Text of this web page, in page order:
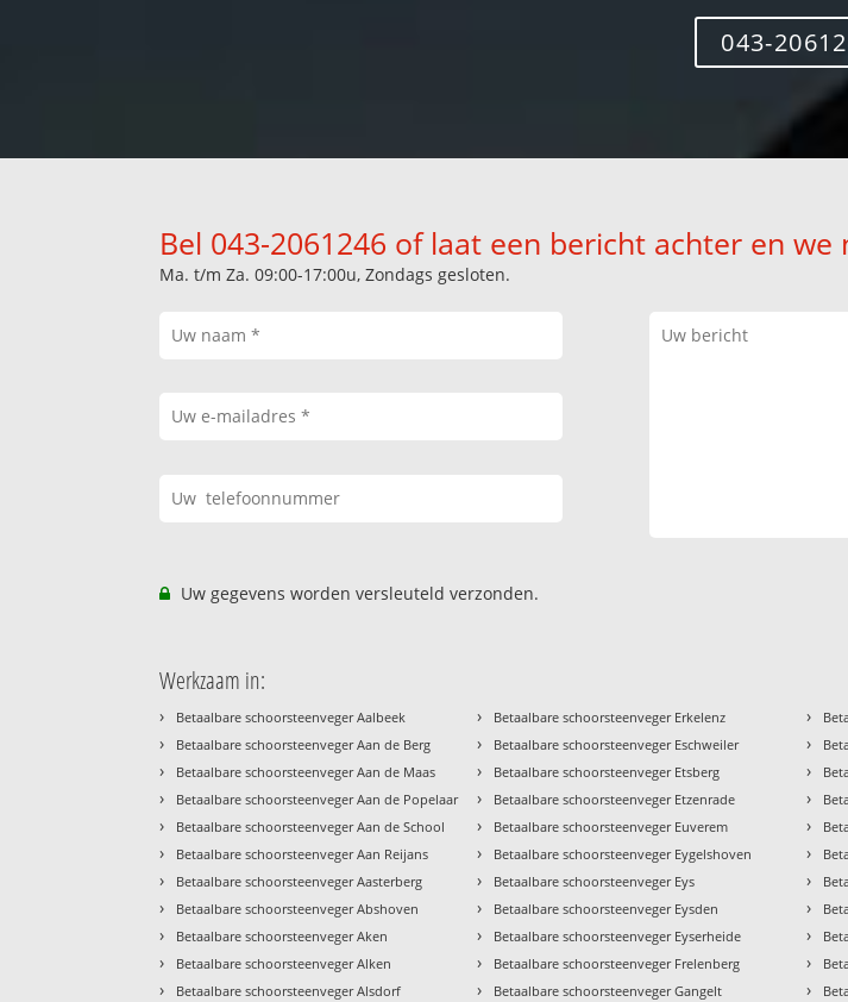
043-
Bel 043-2061246 of laat een bericht achter en
Ma. t/m Za. 09:00-17:00u, Zondags gesloten.
Uw gegevens worden versleuteld verzonden.
Werkzaam in:
› Betaalbare schoorsteenveger Aalbeek
› Betaalbare schoorsteenveger Aan de Berg
› Betaalbare schoorsteenveger Aan de Maas
› Betaalbare schoorsteenveger Aan de Popelaar
› Betaalbare schoorsteenveger Aan de School
› Betaalbare schoorsteenveger Aan Reijans
› Betaalbare schoorsteenveger Aasterberg
› Betaalbare schoorsteenveger Abshoven
› Betaalbare schoorsteenveger Aken
› Betaalbare schoorsteenveger Alken
› Betaalbare schoorsteenveger Alsdorf
› Betaalbare schoorsteenveger Erkelenz
› Betaalbare schoorsteenveger Eschweiler
› Betaalbare schoorsteenveger Etsberg
› Betaalbare schoorsteenveger Etzenrade
› Betaalbare schoorsteenveger Euverem
› Betaalbare schoorsteenveger Eygelshoven
› Betaalbare schoorsteenveger Eys
› Betaalbare schoorsteenveger Eysden
› Betaalbare schoorsteenveger Eyserheide
› Betaalbare schoorsteenveger Frelenberg
› Betaalbare schoorsteenveger Gangelt
›
›
›
›
›
›
›
›
›
›
›